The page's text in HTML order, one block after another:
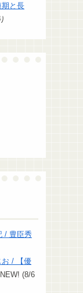
期と長
/ 豊臣秀
お / 【優
NEW! (8/6